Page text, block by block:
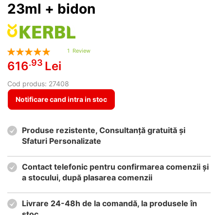
23ml + bidon
Rating:
100
% of100
1 Review
616.93 Lei
Cod produs: 27408
Notificare cand intra in stoc
Produse rezistente, Consultanță gratuită și
Sfaturi Personalizate
Contact telefonic pentru confirmarea comenzii și
a stocului, după plasarea comenzii
Livrare 24-48h de la comandă, la produsele în